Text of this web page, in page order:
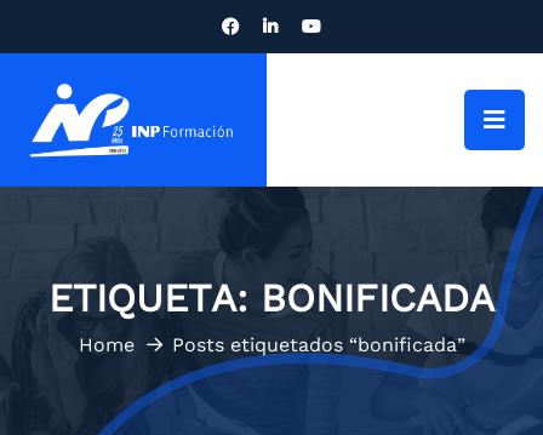
ETIQUETA: BONIFICADA
Home Posts etiquetados “bonificada”